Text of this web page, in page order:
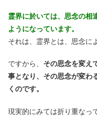
霊界に於いては、思念の相
ようになっています。
それは、霊界とは、思念に
ですから、 その思念を変え
事となり、その思念が変わ
くのです。
現実的にみては折り重なっ